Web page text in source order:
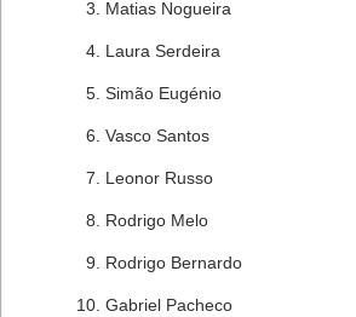
Matias Nogueira
Laura Serdeira
Simão Eugénio
Vasco Santos
Leonor Russo
Rodrigo Melo
Rodrigo Bernardo
Gabriel Pacheco